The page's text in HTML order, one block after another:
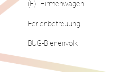
(E)- Firmenwagen
Ferienbetreuung
BUG-Bienenvolk